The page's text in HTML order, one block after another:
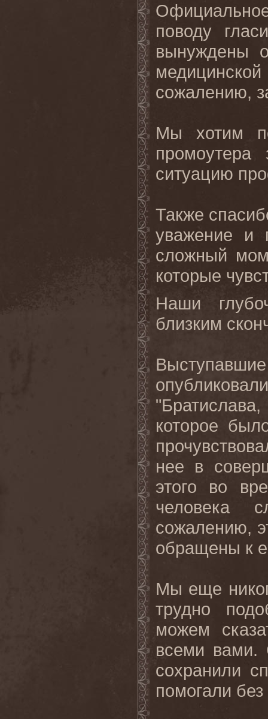
поводу
вынуждены
сожалению,
Мы хотим
ситуацию
Также
уважение и
сложный
которые
Наши
близким
которое
нее в
этого во
человека
сожалению,
обращены к
Мы еще
трудно
можем
всеми вами.
сохранили
помогали